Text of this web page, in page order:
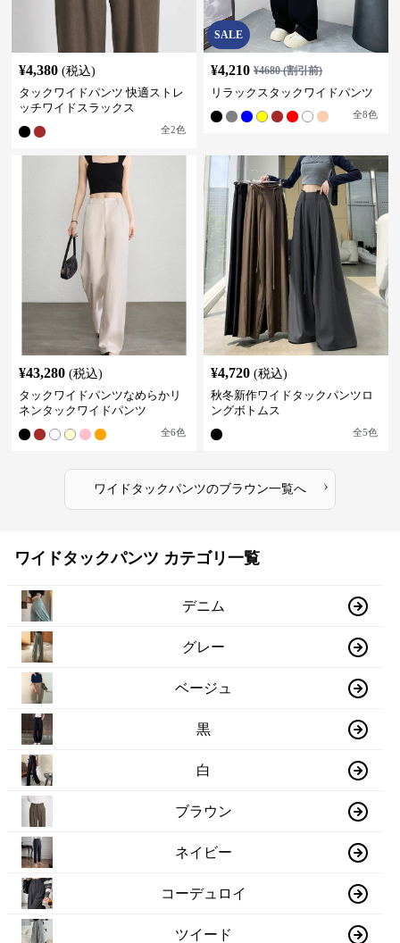
¥4,380 (税込)
タックワイドパンツ 快適ストレ
ッチワイドスラックス
全2色
SALE
¥4,210 ¥4680(割引前)
リラックスタックワイドパンツ
全8色
¥43,280 (税込)
タックワイドパンツなめらかリ
ネンタックワイドパンツ
全6色
¥4,720 (税込)
秋冬新作ワイドタックパンツロ
ングボトムス
全5色
ワイドタックパンツのブラウン一覧へ ›
ワイドタックパンツ カテゴリ一覧
デニム
グレー
ベージュ
黒
白
ブラウン
ネイビー
コーデュロイ
ツイード